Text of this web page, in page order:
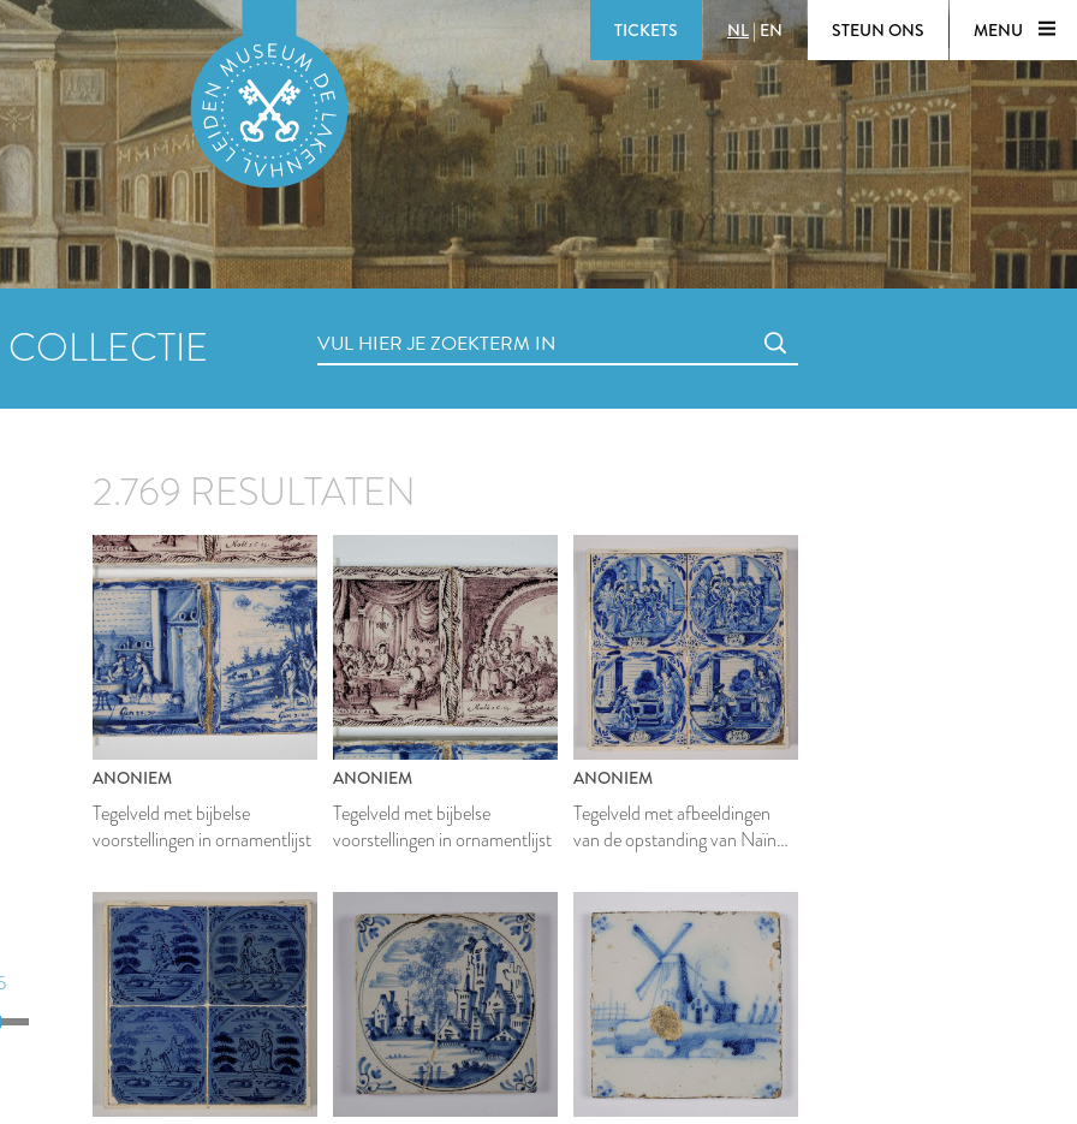
TICKETS NL| EN STEUN ONS MENU
2.769 RESULTATEN
ANONIEM
Tegelveld met bijbelse
voorstellingen in ornamentlijst
ANONIEM
Tegelveld met bijbelse
voorstellingen in ornamentlijst
ANONIEM
Tegelveld met afbeeldingen
van de opstanding van Naïn
Johannes' geboorte